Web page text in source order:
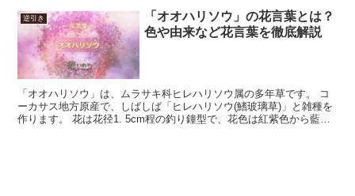
逆引き
「オオハリソウ」の花言葉とは？
色や由来など花言葉を徹底解説
「オオハリソウ」は、ムラサキ科ヒレハリソウ属の多年草です。 コ
ーカサス地方原産で、しばしば「ヒレハリソウ(鰭玻璃草)」と雑種を
作ります。 花は花径1. 5cm程の釣り鐘型で、花色は紅紫色から藍色